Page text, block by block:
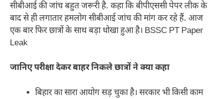
सीबीआई की जांच बहुत जरूरी है. कहा कि बीपीएससी पेपर लीक के
बाद से ही लगातार हमलोग सीबीआई जांच की मांग कर रहे हैं. आज
एक बार फिर छात्रों के साथ बड़ा धोखा हुआ है। BSSC PT Paper
Leak
जानिए परीक्षा देकर बाहर निकले छात्रों ने क्या कहा
बिहार का सारा आयोग सड़ चुका है। सरकार भी किसी काम